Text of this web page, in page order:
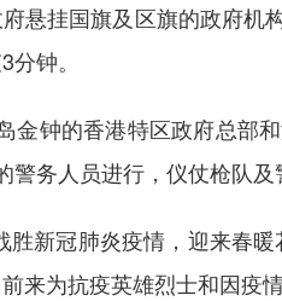
挂国旗及区旗的政府机
钟。
钟的香港特区政府总部和
警务人员进行，仪仗枪队
新冠肺炎疫情，迎来春暖
来为抗疫英雄烈士和因疫